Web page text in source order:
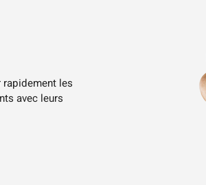
les
avec leurs